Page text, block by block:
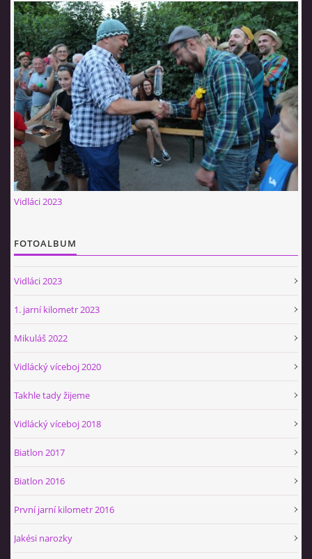
FOTOALBUM
CESTA KOLEM SVĚTA 2014 - VIDEO
VIDLÁCKÝ VÍCEBOJ 2023
CENÍK
Šafránka 182E
petr.jerousek@vinium.cz
Vidláci 2023
FOTOALBUM
Vidláci 2023
1. jarní kilometr 2023
Mikuláš 2022
Vidlácký víceboj 2020
Takhle tady žijeme
Vidlácký víceboj 2018
Biatlon 2017
Biatlon 2016
První jarní kilometr 2016
Jakési narozky